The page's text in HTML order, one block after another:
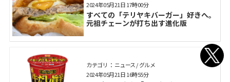
すべての「テリヤキバーガー」好きへ。
元祖チェーンが打ち出す進化版
2024年05月21日 17時00分
カテゴリ： ニュース / グルメ
2024年05月21日 16時55分